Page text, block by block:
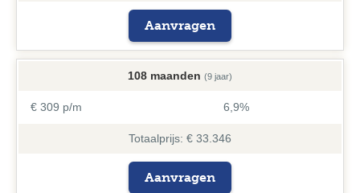
Aanvragen
108 maanden (9 jaar)
€ 309 p/m 6,9%
Totaalprijs: € 33.346
Aanvragen